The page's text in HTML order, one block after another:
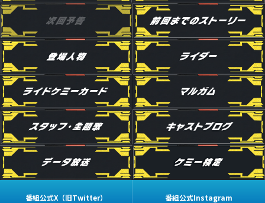
番組公式X（旧Twitter） 番組公式Instagram